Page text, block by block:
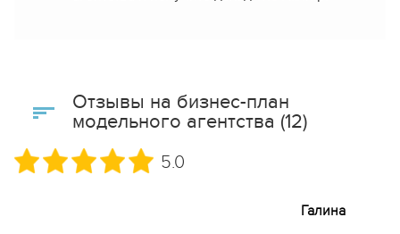
Отзывы на бизнес-план
модельного агентства (12)
5.0
Галина